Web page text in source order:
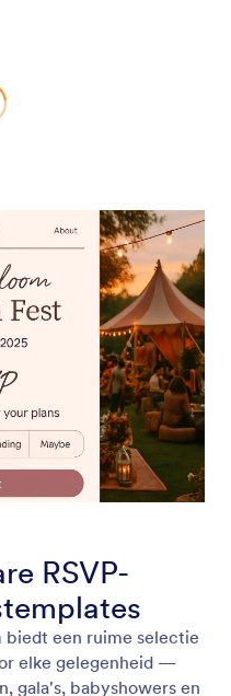
RSVP-
een ruime selectie
elke gelegenheid —
gala's, babyshowers en